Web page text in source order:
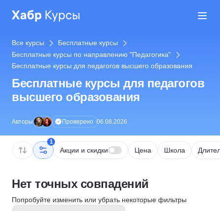
Все курсы
Бесплатные курсы
Бесплатные курсы по направлению "Педагогика"
Бесплатные курсы для педагогов высшего образования
Бесплатные курсы для педагогов
высшего образования
Авторы Проверено 06.08.2026
1
Акции и скидки Цена Школа
Нет точных совпадений
Попробуйте изменить или убрать некоторые фильтры